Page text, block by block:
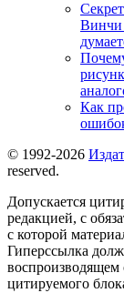
Винчи
Как
© 1992-2026
reserved.
Допускается
редакцией, с
с которой
Гиперссылка
воспроизводящем
цитируемого